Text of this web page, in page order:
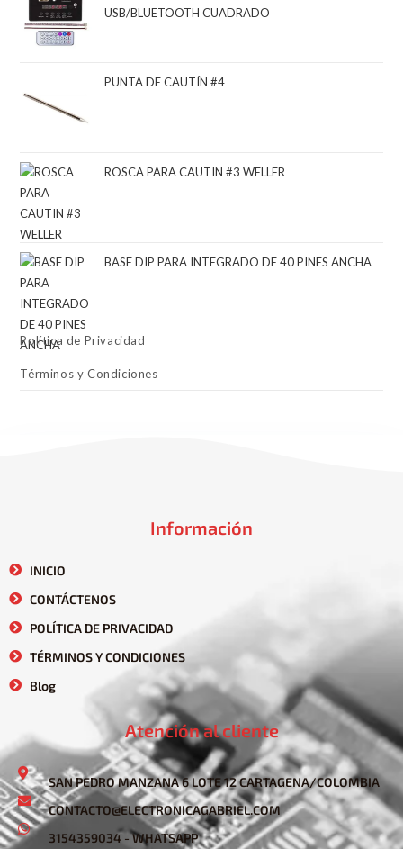
USB/BLUETOOTH CUADRADO
PUNTA DE CAUTÍN #4
ROSCA PARA CAUTIN #3 WELLER
BASE DIP PARA INTEGRADO DE 40 PINES ANCHA
Política de Privacidad
Términos y Condiciones
Información
INICIO
CONTÁCTENOS
POLÍTICA DE PRIVACIDAD
TÉRMINOS Y CONDICIONES
Blog
Atención al cliente
SAN PEDRO MANZANA 6 LOTE 12 CARTAGENA/COLOMBIA
CONTACTO@ELECTRONICAGABRIEL.COM
3154359034 - WHATSAPP